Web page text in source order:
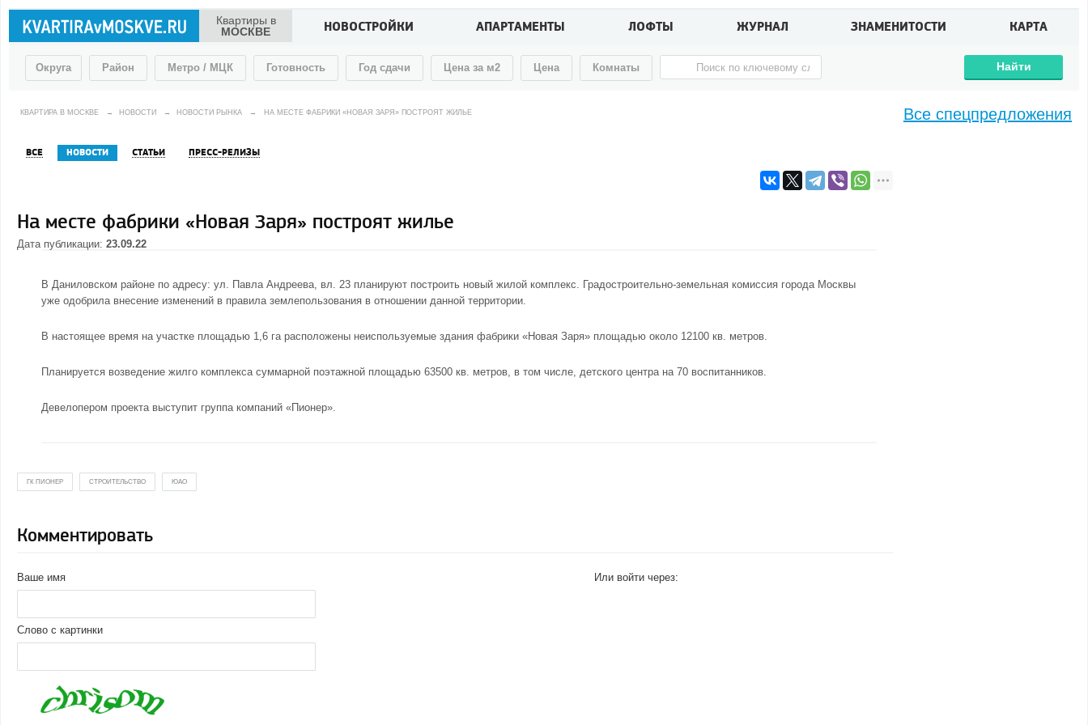
Квартиры в
МОСКВЕ
НОВОСТРОЙКИ АПАРТАМЕНТЫ ЛОФТЫ ЖУРНАЛ ЗНАМЕНИТОСТИ КАРТА
Округа Район Метро / МЦК Готовность Год сдачи Цена за м2 Цена Комнаты Найти
КВАРТИРА В МОСКВЕ → НОВОСТИ → НОВОСТИ РЫНКА → НА МЕСТЕ ФАБРИКИ «НОВАЯ ЗАРЯ» ПОСТРОЯТ ЖИЛЬЕ
ВСЕ НОВОСТИ СТАТЬИ ПРЕСС-РЕЛИЗЫ
На месте фабрики «Новая Заря» построят жилье
Дата публикации: 23.09.22
В Даниловском районе по адресу: ул. Павла Андреева, вл. 23 планируют построить новый жилой комплекс. Градостроительно-земельная комиссия города Москвы
уже одобрила внесение изменений в правила землепользования в отношении данной территории.
В настоящее время на участке площадью 1,6 га расположены неиспользуемые здания фабрики «Новая Заря» площадью около 12100 кв. метров.
Планируется возведение жилго комплекса суммарной поэтажной площадью 63500 кв. метров, в том числе, детского центра на 70 воспитанников.
Девелопером проекта выступит группа компаний «Пионер».
ГК ПИОНЕР СТРОИТЕЛЬСТВО ЮАО
Комментировать
Ваше имя
Слово с картинки
Или войти через:
Все спецпредложения